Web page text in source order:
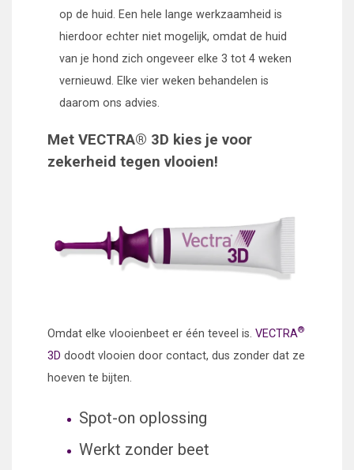
op de huid. Een hele lange werkzaamheid is
hierdoor echter niet mogelijk, omdat de huid
van je hond zich ongeveer elke 3 tot 4 weken
vernieuwd. Elke vier weken behandelen is
daarom ons advies.
Met VECTRA® 3D kies je voor
zekerheid tegen vlooien!
Omdat elke vlooienbeet er één teveel is. VECTRA®
3D doodt vlooien door contact, dus zonder dat ze
hoeven te bijten.
Spot-on oplossing
Werkt zonder beet